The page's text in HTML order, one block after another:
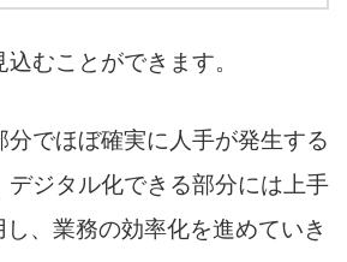
むことができます。
分でほぼ確実に人手が発生する
デジタル化できる部分には上手
、業務の効率化を進めていき